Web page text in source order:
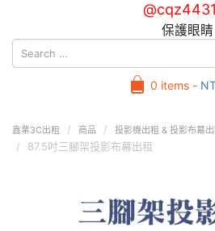
保護眼睛
0 items -
鑫業3C出租 商品 投影機出租 & 投影布幕出
87.5吋三腳架投影布幕出租